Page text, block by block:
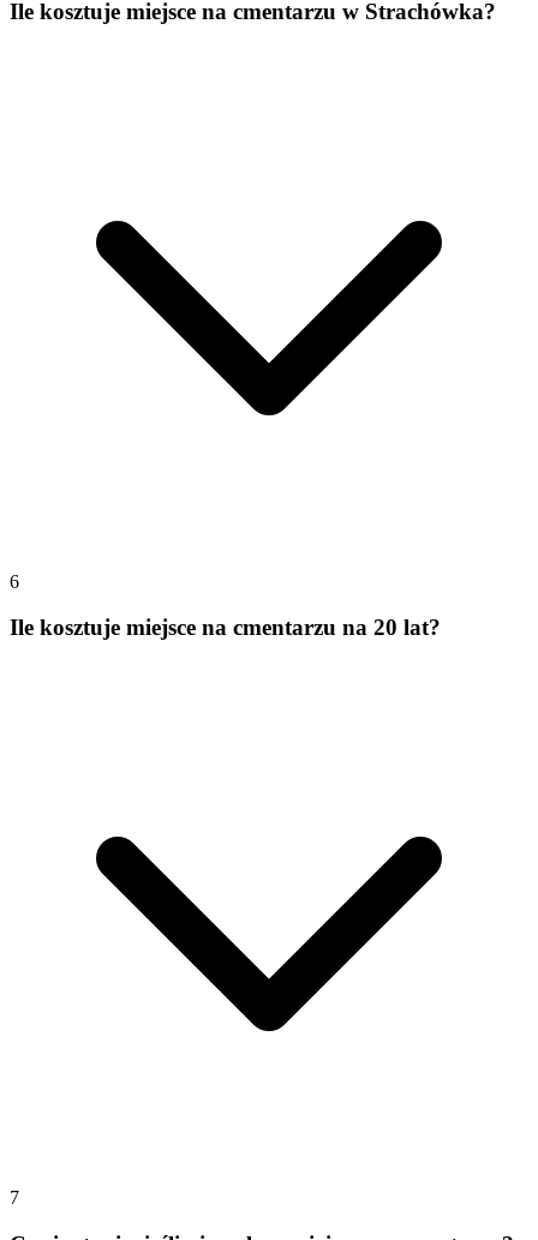
Ile kosztuje miejsce na cmentarzu w Strachówka?
6
Ile kosztuje miejsce na cmentarzu na 20 lat?
7